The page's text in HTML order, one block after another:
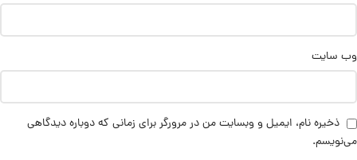
وب‌ سایت
ذخیره نام، ایمیل و وبسایت من در مرورگر برای زمانی که دوباره دیدگاهی
می‌نویسم.